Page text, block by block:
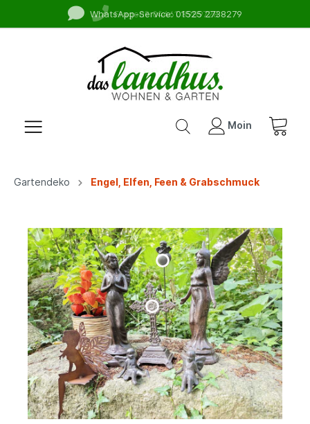
Fragen? 04461 8989728
WhatsApp-Service: 01525 2738279
Moin
Gartendeko Engel, Elfen, Feen & Grabschmuck